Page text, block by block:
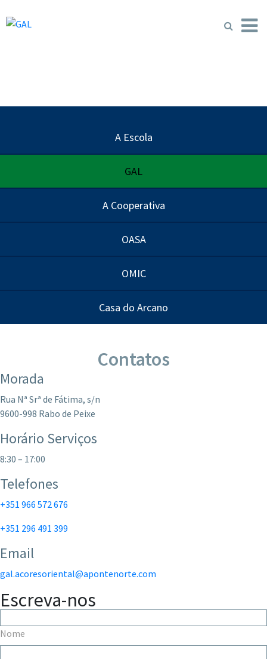
para
A Escola
GAL
A Cooperativa
OASA
OMIC
Casa do Arcano
Contatos
Morada
Rua Nª Srª de Fátima, s/n
9600-998 Rabo de Peixe
Horário Serviços
8:30 – 17:00
Telefones
+351 966 572 676
+351 296 491 399
Email
gal.acoresoriental@apontenorte.com
Escreva-nos
Nome